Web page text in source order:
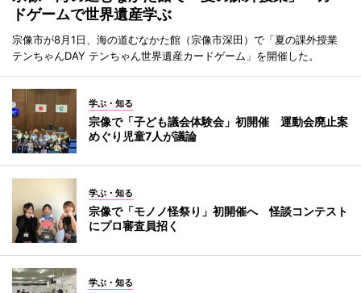
ドゲームで世界遺産学ぶ
宗像市が8月1日、海の道むなかた館（宗像市深田）で「夏の課外授業
テンちゃんDAY テンちゃん世界遺産カードゲーム」を開催した。
学ぶ・知る
宗像で「子ども議会体験会」初開催 運動会廃止案
めぐり児童7人が議論
学ぶ・知る
宗像で「モノノ怪祭り」初開催へ 怪談コンテスト
にプロ審査員招く
学ぶ・知る